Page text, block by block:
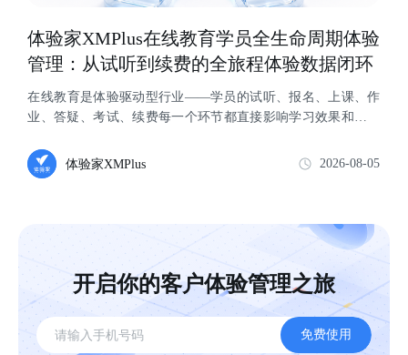
体验家XMPlus在线教育学员全生命周期体验
管理：从试听到续费的全旅程体验数据闭环
在线教育是体验驱动型行业——学员的试听、报名、上课、作
业、答疑、考试、续费每一个环节都直接影响学习效果和续费
体验家XMPlus
2026-08-05
开启你的客户体验管理之旅
免费使用